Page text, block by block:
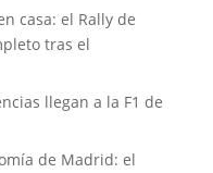
casa: el Rally de
tras el
llegan a la F1 de
de Madrid: el